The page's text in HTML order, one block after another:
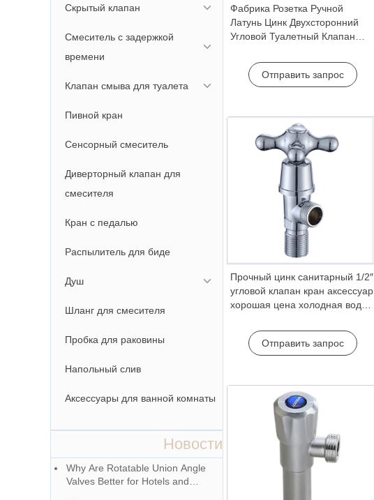
Скрытый клапан
Смеситель с задержкой
времени
Клапан смыва для туалета
Пивной кран
Сенсорный смеситель
Диверторный клапан для
смесителя
Кран с педалью
Распылитель для биде
Душ
Шланг для смесителя
Пробка для раковины
Напольный слив
Аксессуары для ванной комнаты
Новости
Why Are Rotatable Union Angle
Valves Better for Hotels and
Фабрика Розетка Ручной
Латунь Цинк Двухсторонний
Угловой Туалетный Клапан
Кухни Ванные Комнаты
Отправить запрос
Прочный цинк санитарный 1/2″
угловой клапан кран аксессуар
хорошая цена холодная вода
ванной комнаты
Отправить запрос